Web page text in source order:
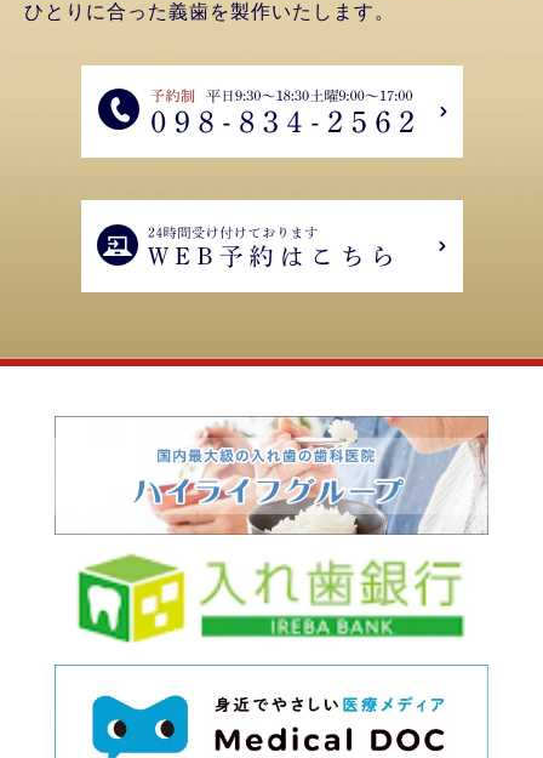
ひとりに合った義歯を製作いたします。